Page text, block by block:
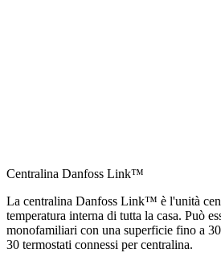
Centralina Danfoss Link™
La centralina Danfoss Link™ è l'unità
temperatura interna di tutta la casa. Può
monofamiliari con una superficie fino a
30 termostati connessi per centralina.